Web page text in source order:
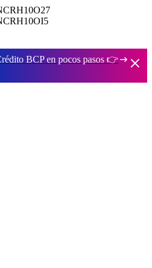
BCP en pocos pasos 👉